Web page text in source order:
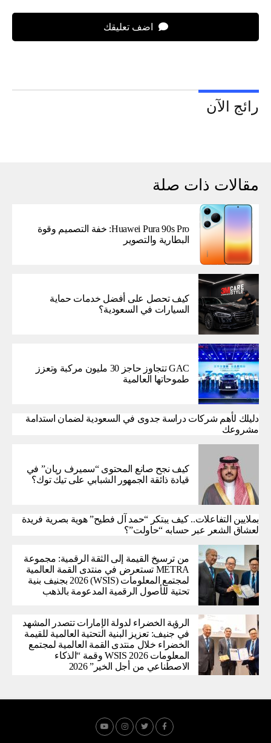
اضف تعليقك
رائج الآن
مقالات ذات صلة
Huawei Pura 90s Pro: خفة التصميم وقوة
البطارية والتصوير
كيف تحصل على أفضل خدمات حماية
السيارات في السعودية؟
GAC تتجاوز حاجز 30 مليون مركبة وتعزز
طموحاتها العالمية
دليلك لأهم شركات دراسة جدوى في السعودية لضمان استدامة
مشروعك
كيف نجح صانع المحتوى “سميرف ريان” في
قيادة ذائقة الجمهور الشبابي على تيك توك؟
بملايين التفاعلات.. كيف يبتكر “حمد آل فطيح” هوية بصرية فريدة
لعشاق الشعر عبر حسابه “حاولت”؟
من ترسيخ القيمة إلى الثقة الرقمية: مجموعة
METRA تستعرض في منتدى القمة العالمية
لمجتمع المعلومات (WSIS) 2026 بجنيف بنية
تحتية للأصول الرقمية المدعومة بالذهب
الرؤية الخضراء لدولة الإمارات تتصدر المشهد
في جنيف: تعزيز البنية التحتية العالمية للقيمة
الخضراء خلال منتدى القمة العالمية لمجتمع
المعلومات WSIS 2026 وقمة “الذكاء
الاصطناعي من أجل الخير” 2026